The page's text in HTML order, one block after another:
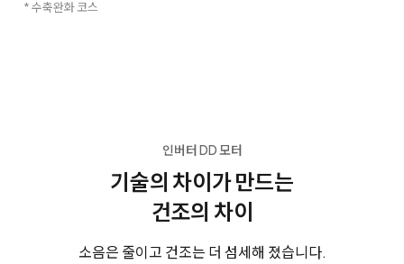
* 수축완화 코스
인버터 DD 모터
기술의 차이가 만드는
건조의 차이
소음은 줄이고 건조는 더 섬세해 졌습니다.